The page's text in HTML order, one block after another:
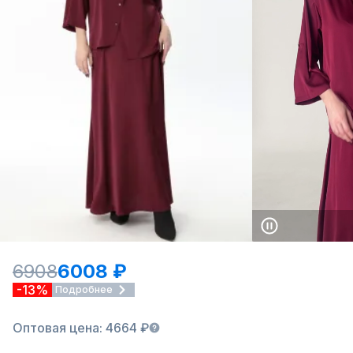
69086008 ₽
-13% Подробнее
Оптовая цена: 4664 ₽